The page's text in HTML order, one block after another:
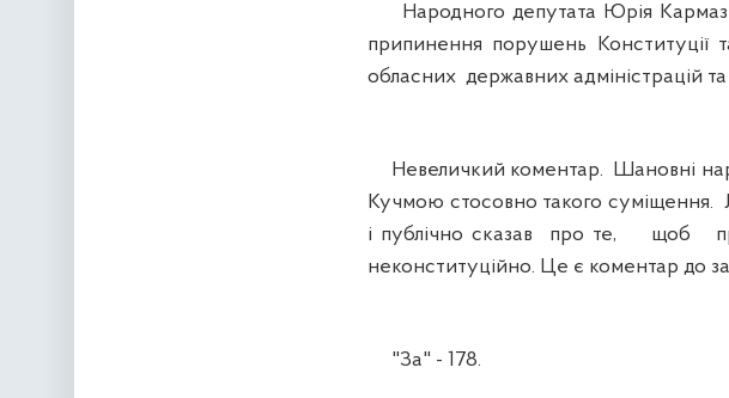
Народного депутата Юрія
припинення порушень Конституції
обласних державних адміністрацій та
Невеличкий коментар. Шановні
Кучмою стосовно такого суміщення.
і публічно сказав про те, щоб
неконституційно. Це є коментар до
"За" - 178.